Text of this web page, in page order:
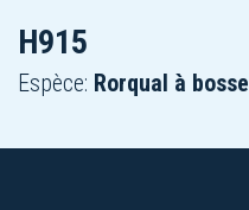
H915
Espèce: Rorqual à bosse